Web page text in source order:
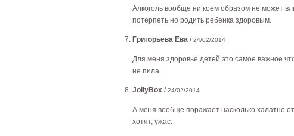
Алкоголь вообще ни коем образом не может
потерпеть но родить ребенка здоровым.
Григорьева Ева /24/02/2014
Для меня здоровье детей это самое важное
не пила.
JollyBox /24/02/2014
А меня вообще поражает насколько халатно
хотят, ужас.